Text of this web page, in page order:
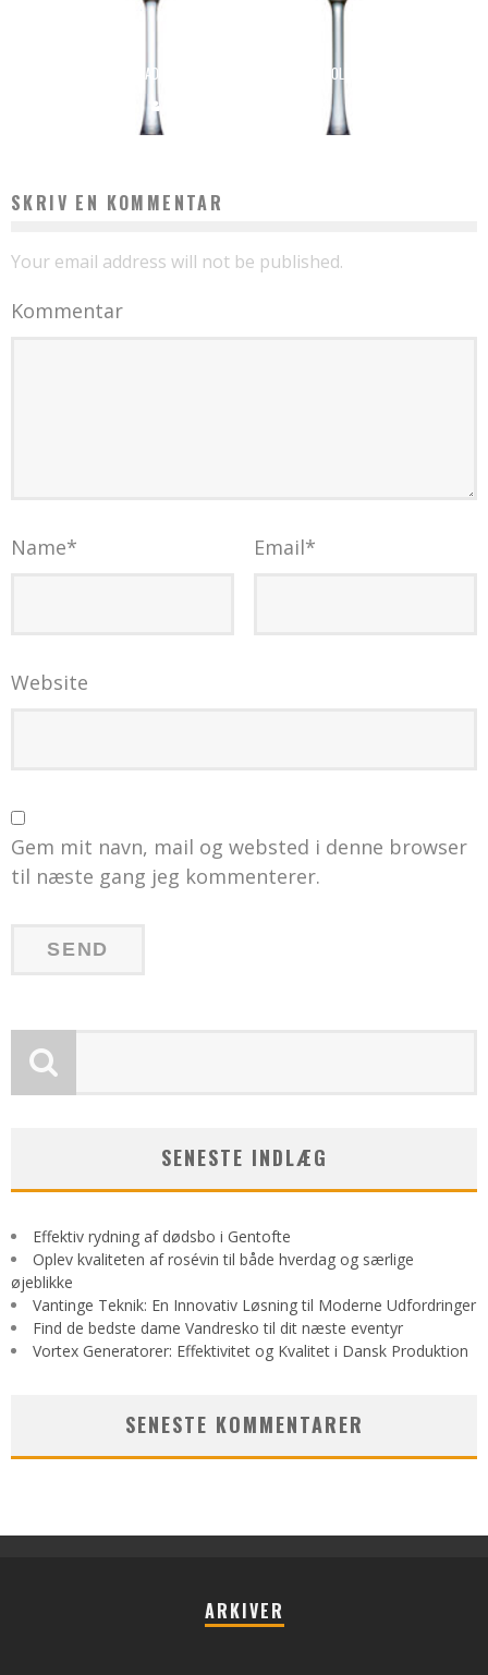
ALT, HVAD DU BEHØVER AT VIDE OM ALKOHOLFRI VIN
SKRIV EN KOMMENTAR
Your email address will not be published.
Kommentar
Name* Email*
Website
Gem mit navn, mail og websted i denne browser
til næste gang jeg kommenterer.
SENESTE INDLÆG
Effektiv rydning af dødsbo i Gentofte
Oplev kvaliteten af rosévin til både hverdag og særlige
øjeblikke
Vantinge Teknik: En Innovativ Løsning til Moderne Udfordringer
Find de bedste dame Vandresko til dit næste eventyr
Vortex Generatorer: Effektivitet og Kvalitet i Dansk Produktion
SENESTE KOMMENTARER
ARKIVER